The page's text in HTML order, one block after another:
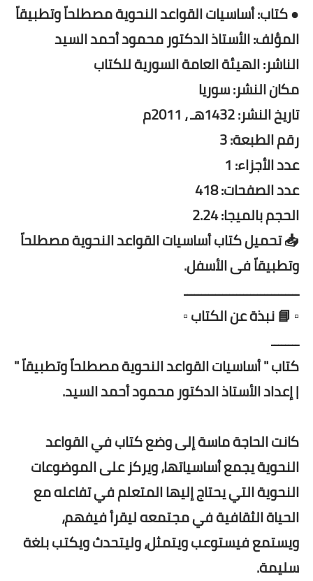
● كتاب: أساسيات القواعد النحوية مصطلحاّ وتطبيقاّ
المؤلف: الأستاذ الدكتور محمود أحمد السيد
الناشر: الهيئة العامة السورية للكتاب
مكان النشر: سوريا
تاريخ النشر: 1432هـ ، 2011م
رقم الطبعة: 3
عدد الأجزاء: 1
عدد الصفحات: 418
الحجم بالميجا: 2.24
📥 تحميل كتاب أساسيات القواعد النحوية مصطلحاّ
وتطبيقاّ فى الأسفل.
ـــــــــــــــــــــــــــــــــ
▫️ 📘 نبذة عن الكتاب ▫️
ــــــــ
كتاب " أساسيات القواعد النحوية مصطلحاّ وتطبيقاّ "
| إعداد الأستاذ الدكتور محمود أحمد السيد.
كانت الحاجة ماسة إلى وضع كتاب في القواعد
النحوية يجمع أساسياتها، ويركز على الموضوعات
النحوية التي يحتاج إليها المتعلم في تفاعله مع
الحياة الثقافية في مجتمعه ليقرأ فيفهم،
ويستمع فيستوعب ويتمثل، وليتحدث ويكتب بلغة
سليمة.